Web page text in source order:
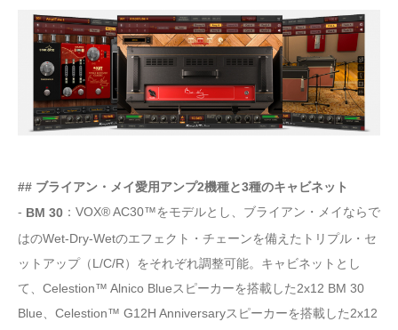
## ブライアン・メイ愛用アンプ2機種と3種のキャビネット
- BM 30 ：VOX® AC30™をモデルとし、ブライアン・メイならで
はのWet-Dry-Wetのエフェクト・チェーンを備えたトリプル・セ
ットアップ（L/C/R）をそれぞれ調整可能。キャビネットとし
て、Celestion™ Alnico Blueスピーカーを搭載した2x12 BM 30
Blue、Celestion™ G12H Anniversaryスピーカーを搭載した2x12